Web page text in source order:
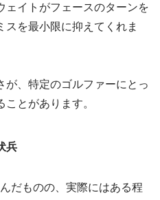
ェイトがフェースのターンを
を最小限に抑えてくれま
が、特定のゴルファーにとっ
とがあります。
兵
だものの、実際にはある程